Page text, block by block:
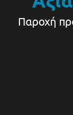
Παροχή